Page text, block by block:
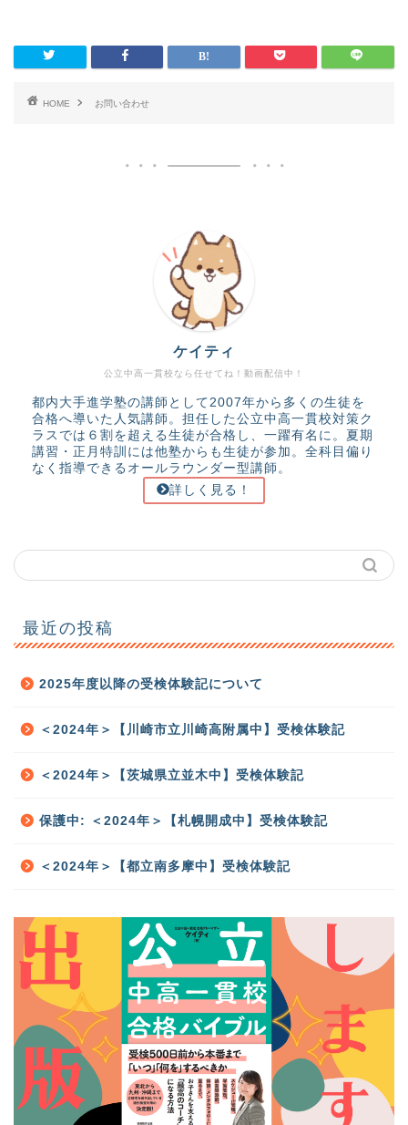
HOME お問い合わせ
公立中高一貫校なら任せてね！動画配信中！
ケイティ
都内大手進学塾の講師として2007年から多くの生徒を
合格へ導いた人気講師。担任した公立中高一貫校対策ク
ラスでは６割を超える生徒が合格し、一躍有名に。夏期
講習・正月特訓には他塾からも生徒が参加。全科目偏り
なく指導できるオールラウンダー型講師。
詳しく見る！
最近の投稿
2025年度以降の受検体験記について
＜2024年＞【川崎市立川崎高附属中】受検体験記
＜2024年＞【茨城県立並木中】受検体験記
保護中: ＜2024年＞【札幌開成中】受検体験記
＜2024年＞【都立南多摩中】受検体験記